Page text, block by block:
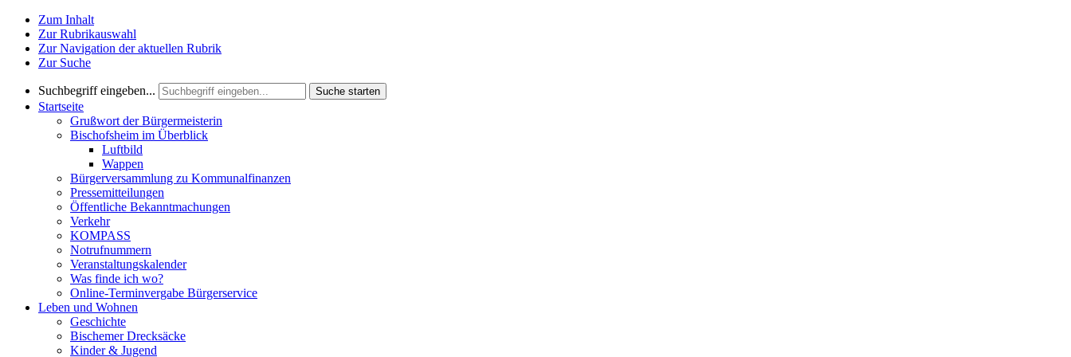
Zum Inhalt
Zur Rubrikauswahl
Zur Navigation der aktuellen Rubrik
Zur Suche
Suchbegriff eingeben... Suche starten
Startseite
Grußwort der Bürgermeisterin
Bischofsheim im Überblick
Luftbild
Wappen
Bürgerversammlung zu Kommunalfinanzen
Pressemitteilungen
Öffentliche Bekanntmachungen
Verkehr
KOMPASS
Notrufnummern
Veranstaltungskalender
Was finde ich wo?
Online-Terminvergabe Bürgerservice
Leben und Wohnen
Geschichte
Bischemer Drecksäcke
Kinder & Jugend